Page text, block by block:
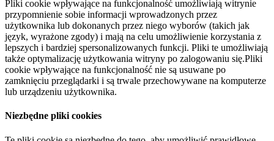
Pliki cookie wpływające na funkcjonalność umożliwiają witrynie
przypomnienie sobie informacji wprowadzonych przez
użytkownika lub dokonanych przez niego wyborów (takich jak
język, wyrażone zgody) i mają na celu umożliwienie korzystania z
lepszych i bardziej spersonalizowanych funkcji. Pliki te umożliwiają
także optymalizację użytkowania witryny po zalogowaniu się.Pliki
cookie wpływające na funkcjonalność nie są usuwane po
zamknięciu przeglądarki i są trwale przechowywane na komputerze
lub urządzeniu użytkownika.
Niezbędne pliki cookies